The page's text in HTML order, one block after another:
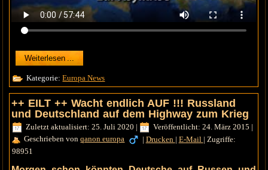
Weiterlesen ...
Kategorie:Europa News
++ EILT ++ Wacht endlich AUF !!! Russland
und Deutschland auf dem Highway zum Krieg
Zuletzt aktualisiert: 25. Juli 2020 | Veröffentlicht: 24. März 2015 |
Geschrieben vonqanon europa | Drucken | E-Mail | Zugriffe:
98951